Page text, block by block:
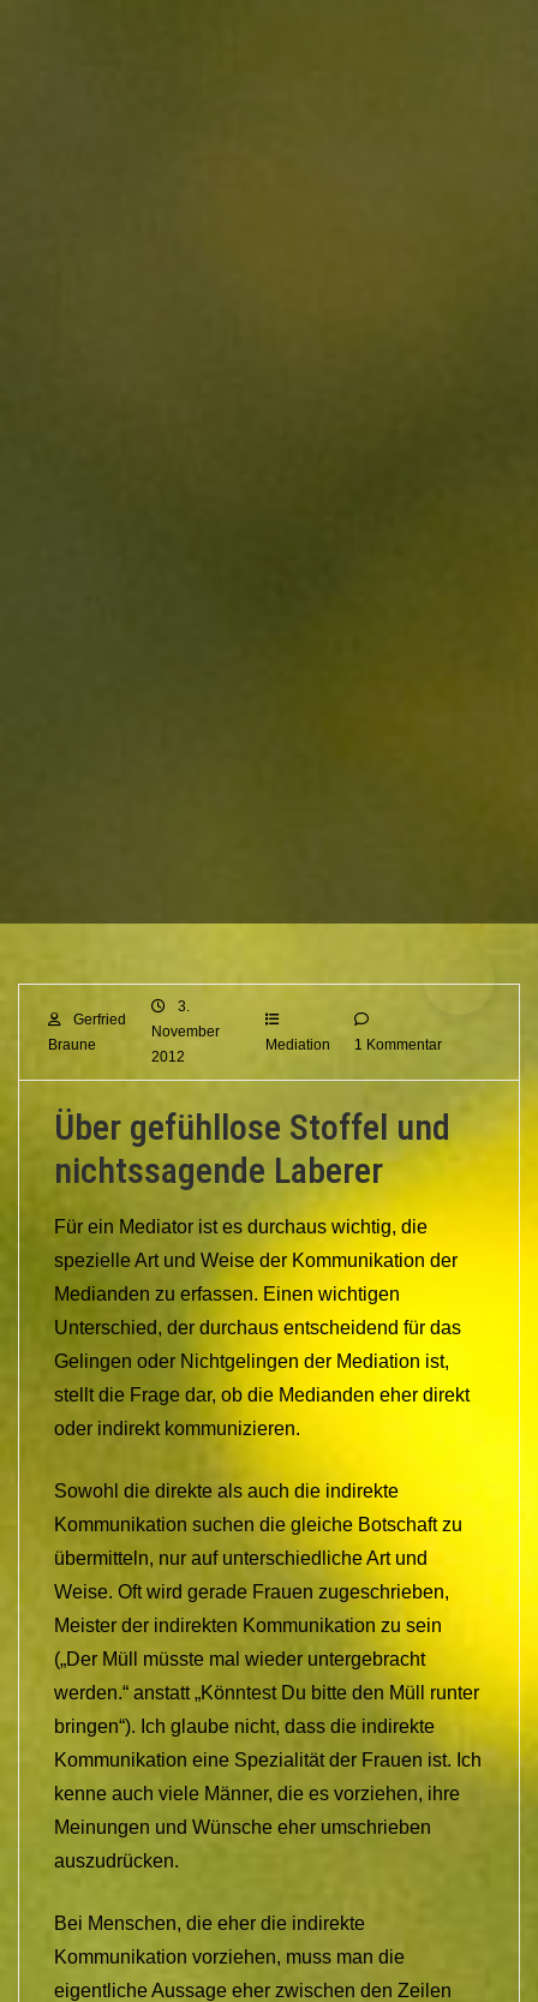
Gerfried
Braune
3.
November
2012
Mediation 1 Kommentar
Über gefühllose Stoffel und
nichtssagende Laberer
Für ein Mediator ist es durchaus wichtig, die
spezielle Art und Weise der Kommunikation der
Medianden zu erfassen. Einen wichtigen
Unterschied, der durchaus entscheidend für das
Gelingen oder Nichtgelingen der Mediation ist,
stellt die Frage dar, ob die Medianden eher direkt
oder indirekt kommunizieren.
Sowohl die direkte als auch die indirekte
Kommunikation suchen die gleiche Botschaft zu
übermitteln, nur auf unterschiedliche Art und
Weise. Oft wird gerade Frauen zugeschrieben,
Meister der indirekten Kommunikation zu sein
(„Der Müll müsste mal wieder untergebracht
werden.“ anstatt „Könntest Du bitte den Müll runter
bringen“). Ich glaube nicht, dass die indirekte
Kommunikation eine Spezialität der Frauen ist. Ich
kenne auch viele Männer, die es vorziehen, ihre
Meinungen und Wünsche eher umschrieben
auszudrücken.
Bei Menschen, die eher die indirekte
Kommunikation vorziehen, muss man die
eigentliche Aussage eher zwischen den Zeilen